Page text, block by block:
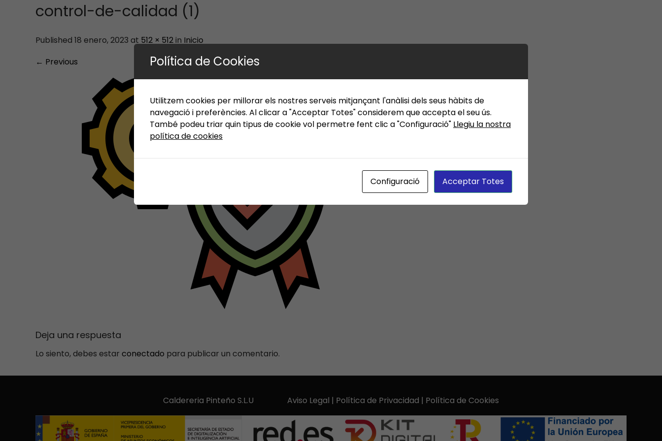
control-de-calidad (1)
Published 18 enero, 2023 at 512 × 512in Inicio
← Previous
Deja una respuesta
Lo siento, debes estar conectado para publicar un comentario.
Caldereria Pinteño S.L.U Aviso Legal | Política de Privacidad | Política de Cookies
Política de Cookies
Utilitzem cookies per millorar els nostres serveis mitjançant l'anàlisi dels seus hàbits de
navegació i preferències. Al clicar a "Acceptar Totes" considerem que accepta el seu ús.
També podeu triar quin tipus de cookie vol permetre fent clic a "Configuració" Llegiu la nostra
política de cookies
Configuració Acceptar Totes